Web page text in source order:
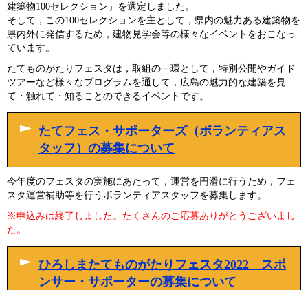
建築物100セレクション」を選定しました。
そして，この100セレクションを主として，県内の魅力ある建築物を
県内外に発信するため，建物見学会等の様々なイベントをおこなっ
ています。
たてものがたりフェスタは，取組の一環として，特別公開やガイド
ツアーなど様々なプログラムを通して，広島の魅力的な建築を見
て・触れて・知ることのできるイベントです。
たてフェス・サポーターズ（ボランティアス
タッフ）の募集について
今年度のフェスタの実施にあたって，運営を円滑に行うため，フェ
スタ運営補助等を行うボランティアスタッフを募集します。
※申込みは終了しました。たくさんのご応募ありがとうございまし
た。
ひろしまたてものがたりフェスタ2022 スポ
ンサー・サポーターの募集について